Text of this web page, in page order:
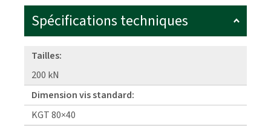
Spécifications techniques
Tailles:
200 kN
Dimension vis standard:
KGT 80×40